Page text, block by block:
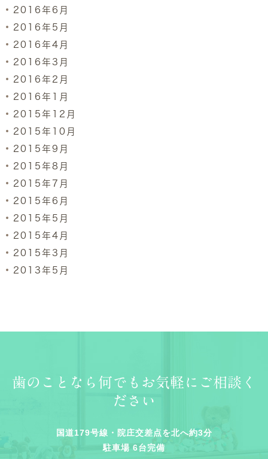
2016年6月
2016年5月
2016年4月
2016年3月
2016年2月
2016年1月
2015年12月
2015年10月
2015年9月
2015年8月
2015年7月
2015年6月
2015年5月
2015年4月
2015年3月
2013年5月
歯のことなら何でもお気軽にご相談く
ださい
国道179号線・院庄交差点を北へ約3分
駐車場 6台完備